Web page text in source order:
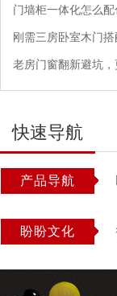
门墙柜一体化怎么
刚需三房卧室木门
老房门窗翻新避坑
快速导航
产品导航
盼盼文化